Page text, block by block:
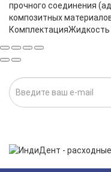
прочного соединения
композитных
КомплектацияЖидкость